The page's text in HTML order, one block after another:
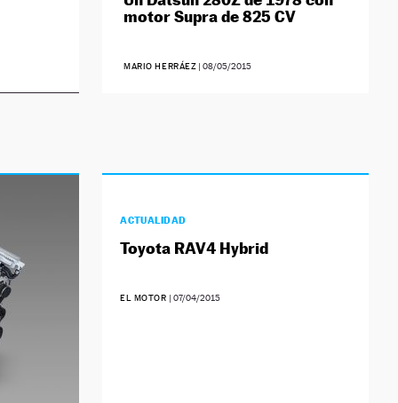
motor Supra de 825 CV
MARIO HERRÁEZ |08/05/2015
ACTUALIDAD
Toyota RAV4 Hybrid
EL MOTOR | 07/04/2015